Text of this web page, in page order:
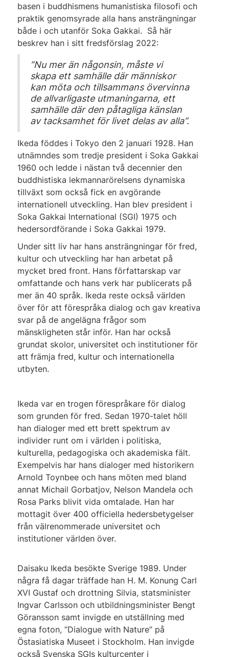
basen i buddhismens humanistiska filosofi och
praktik genomsyrade alla hans ansträngningar
både i och utanför Soka Gakkai. Så här
beskrev han i sitt fredsförslag 2022:
”Nu mer än någonsin, måste vi
skapa ett samhälle där människor
kan möta och tillsammans övervinna
de allvarligaste utmaningarna, ett
samhälle där den påtagliga känslan
av tacksamhet för livet delas av alla”.
Ikeda föddes i Tokyo den 2 januari 1928. Han
utnämndes som tredje president i Soka Gakkai
1960 och ledde i nästan två decennier den
buddhistiska lekmannarörelsens dynamiska
tillväxt som också fick en avgörande
internationell utveckling. Han blev president i
Soka Gakkai International (SGI) 1975 och
hedersordförande i Soka Gakkai 1979.
Under sitt liv har hans ansträngningar för fred,
kultur och utveckling har han arbetat på
mycket bred front. Hans författarskap var
omfattande och hans verk har publicerats på
mer än 40 språk. Ikeda reste också världen
över för att förespråka dialog och gav kreativa
svar på de angelägna frågor som
mänskligheten står inför. Han har också
grundat skolor, universitet och institutioner för
att främja fred, kultur och internationella
utbyten.
Ikeda var en trogen förespråkare för dialog
som grunden för fred. Sedan 1970-talet höll
han dialoger med ett brett spektrum av
individer runt om i världen i politiska,
kulturella, pedagogiska och akademiska fält.
Exempelvis har hans dialoger med historikern
Arnold Toynbee och hans möten med bland
annat Michail Gorbatjov, Nelson Mandela och
Rosa Parks blivit vida omtalade. Han har
mottagit över 400 officiella hedersbetygelser
från välrenommerade universitet och
institutioner världen över.
Daisaku Ikeda besökte Sverige 1989. Under
några få dagar träffade han H. M. Konung Carl
XVI Gustaf och drottning Silvia, statsminister
Ingvar Carlsson och utbildningsminister Bengt
Göransson samt invigde en utställning med
egna foton, ”Dialogue with Nature” på
Östasiatiska Museet i Stockholm. Han invigde
också Svenska SGIs kulturcenter i